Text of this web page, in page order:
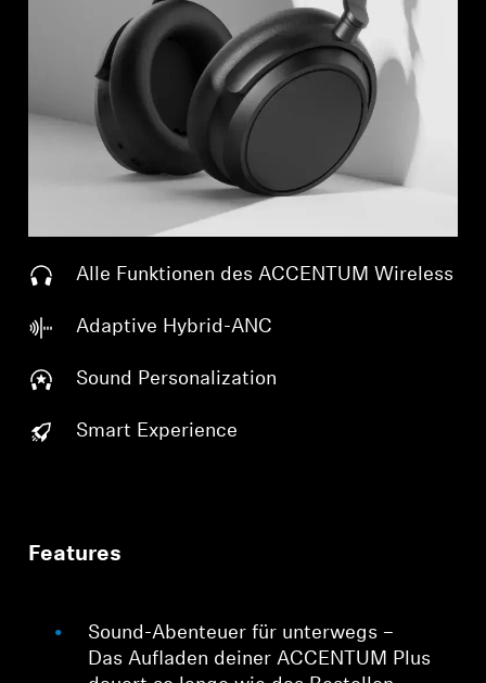
Alle Funktionen des ACCENTUM Wireless
Adaptive Hybrid-ANC
Sound Personalization
Smart Experience
Features
Sound-Abenteuer für unterwegs –
Das Aufladen deiner ACCENTUM Plus